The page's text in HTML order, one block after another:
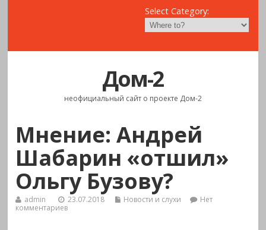
Select Category:
Дом-2
неофициальный сайт о проекте Дом-2
Мнение: Андрей
Шабарин «отшил»
Ольгу Бузову?
admin 23.07.2018 Новости и слухи
Нет
комментариев